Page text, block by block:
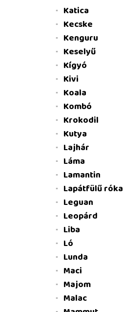
Katica
Kecske
Kenguru
Keselyű
Kígyó
Kivi
Koala
Kombó
Krokodil
Kutya
Lajhár
Láma
Lamantin
Lapátfülű róka
Leguan
Leopárd
Liba
Ló
Lunda
Maci
Majom
Malac